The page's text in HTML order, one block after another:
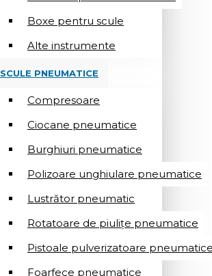
Boxe pentru scule
Alte instrumente
SCULE PNEUMATICE
Compresoare
Ciocane pneumatice
Burghiuri pneumatice
Polizoare unghiulare pneumatice
Lustrător pneumatic
Rotatoare de piulițe pneumatice
Pistoale pulverizatoare
Foarfece pneumatice